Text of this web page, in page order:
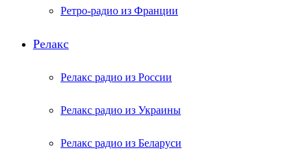
Ретро-радио из Франции
Релакс
Релакс радио из России
Релакс радио из Украины
Релакс радио из Беларуси